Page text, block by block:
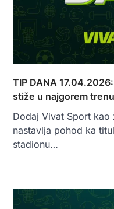
TIP DANA
stiže u najgorem
Dodaj Vivat Sport kao
nastavlja pohod ka
stadionu…